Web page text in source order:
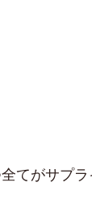
てがサプ